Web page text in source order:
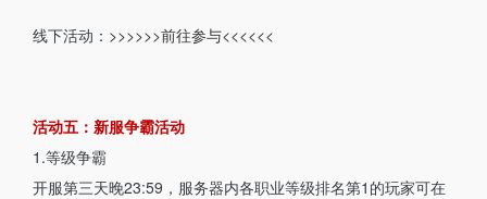
线下活动： >>>>>>前往参与<<<<<<
活动五：新服争霸活动
1.等级争霸
开服第三天晚23:59，服务器内各职业等级排名第1的玩家可在